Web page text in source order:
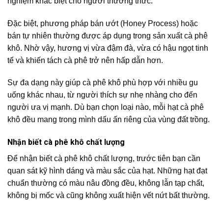
Đặc biệt, phương pháp bán ướt (Honey Process) hoặc
bán tự nhiên thường được áp dụng trong sản xuất cà phê
khô. Nhờ vậy, hương vị vừa đậm đà, vừa có hậu ngọt tinh
tế và khiến tách cà phê trở nên hấp dẫn hơn.
Sự đa dạng này giúp cà phê khô phù hợp với nhiều gu
uống khác nhau, từ người thích sự nhẹ nhàng cho đến
người ưa vị mạnh. Dù bạn chọn loại nào, mỗi hạt cà phê
khô đều mang trong mình dấu ấn riêng của vùng đất trồng.
Nhận biết cà phê khô chất lượng
Để nhận biết cà phê khô chất lượng, trước tiên bạn cần
quan sát kỹ hình dáng và màu sắc của hạt. Những hạt đạt
chuẩn thường có màu nâu đồng đều, không lẫn tạp chất,
không bị mốc và cũng không xuất hiện vết nứt bất thường.